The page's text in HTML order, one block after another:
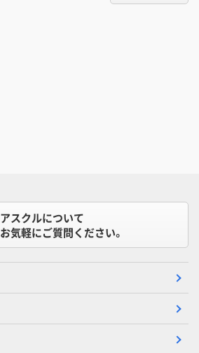
アスクルについて
お気軽にご質問ください。